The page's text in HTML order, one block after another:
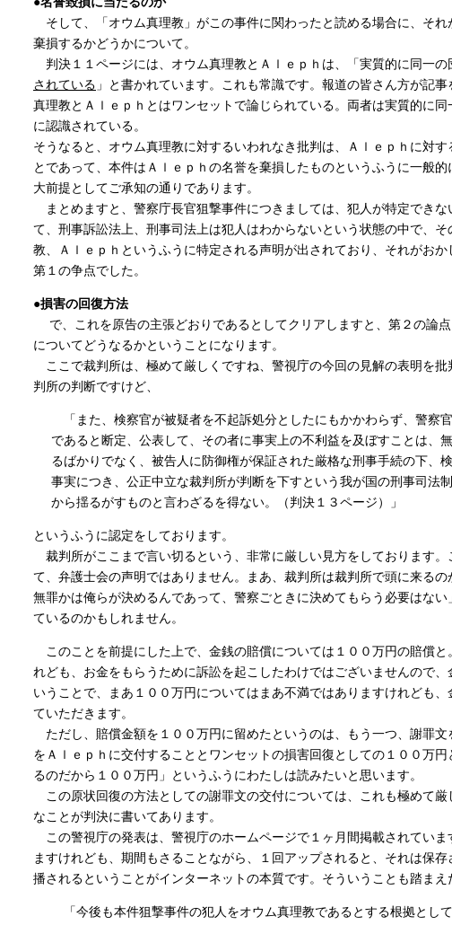
そして、「オウム真理教」がこの事件に関わったと読める場合に、そ
棄損するかどうかについて。
判決１１ページには、オウム真理教とＡｌｅｐｈは、「実質的に同一の
されている 」と書かれています。これも常識です。報道の皆さん方が記
真理教とＡｌｅｐｈとはワンセットで論じられている。両者は実質的に同
に認識されている。
そうなると、オウム真理教に対するいわれなき批判は、Ａｌｅｐｈに対す
とであって、本件はＡｌｅｐｈの名誉を棄損したものというふうに一般的
大前提としてご承知の通りであります。
まとめますと、警察庁長官狙撃事件につきましては、犯人が特定できな
て、刑事訴訟法上、刑事司法上は犯人はわからないという状態の中で、
教、Ａｌｅｐｈというふうに特定される声明が出されており、それがお
第１の争点でした。
●損害の回復方法
で、これを原告の主張どおりであるとしてクリアしますと、第２の論
についてどうなるかということになります。
ここで裁判所は、極めて厳しくですね、警視庁の今回の見解の表明を批
判所の判断ですけど、
「また、検察官が被疑者を不起訴処分としたにもかかわらず、警察
であると断定、公表して、その者に事実上の不利益を及ぼすことは、
るばかりでなく、被告人に防御権が保証された厳格な刑事手続の下、
事実につき、公正中立な裁判所が判断を下すという我が国の刑事司法
から揺るがすものと言わざるを得ない。（判決１３ページ）」
というふうに認定をしております。
裁判所がここまで言い切るという、非常に厳しい見方をしております。
て、弁護士会の声明ではありません。まあ、裁判所は裁判所で頭に来る
無罪かは俺らが決めるんであって、警察ごときに決めてもらう必要はない
ているのかもしれません。
このことを前提にした上で、金銭の賠償については１００万円の賠償と
れども、お金をもらうために訴訟を起こしたわけではございませんので、
いうことで、まあ１００万円についてはまあ不満ではありますけれども
ていただきます。
ただし、賠償金額を１００万円に留めたというのは、もう一つ、謝罪文
をＡｌｅｐｈに交付することとワンセットの損害回復としての１００万
るのだから１００万円」というふうにわたしは読みたいと思います。
この原状回復の方法としての謝罪文の交付については、これも極めて厳
なことが判決に書いてあります。
この警視庁の発表は、警視庁のホームページで１ヶ月間掲載されていま
ますけれども、期間もさることながら、１回アップされると、それは保
播されるということがインターネットの本質です。そういうことも踏まえ
「今後も本件狙撃事件の犯人をオウム真理教であるとする根拠とし